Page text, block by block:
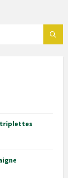
triplettes